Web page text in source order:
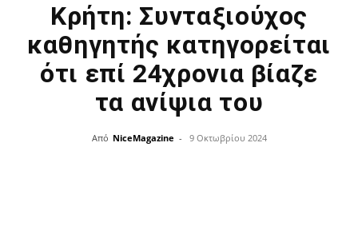
Kρήτη: Συνταξιούχος
καθηγητής κατηγορείται
ότι επί 24χρονια βίαζε
τα ανίψια του
Από NiceMagazine - 9 Οκτωβρίου 2024